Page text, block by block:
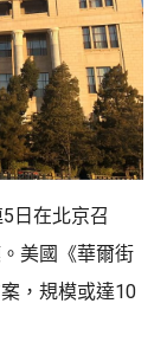
日在北京召
美國《華爾街
，規模或達10